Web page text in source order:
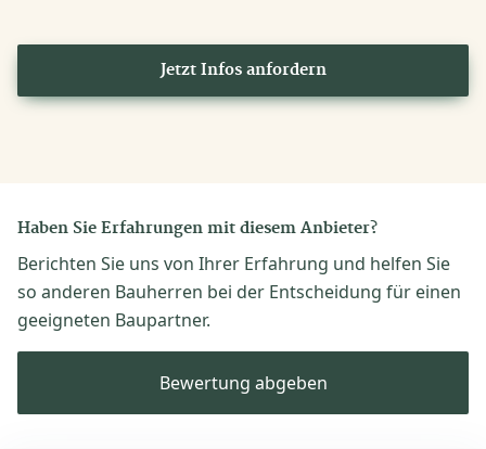
Jetzt Infos anfordern
Haben Sie Erfahrungen mit diesem Anbieter?
Berichten Sie uns von Ihrer Erfahrung und helfen Sie
so anderen Bauherren bei der Entscheidung für einen
geeigneten Baupartner.
Bewertung abgeben